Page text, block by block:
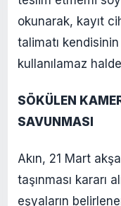
okunarak, kayıt
talimatı
kullanılamaz
SÖKÜLEN
SAVUNMASI
Akın, 21 Mart
taşınması kararı
eşyaların